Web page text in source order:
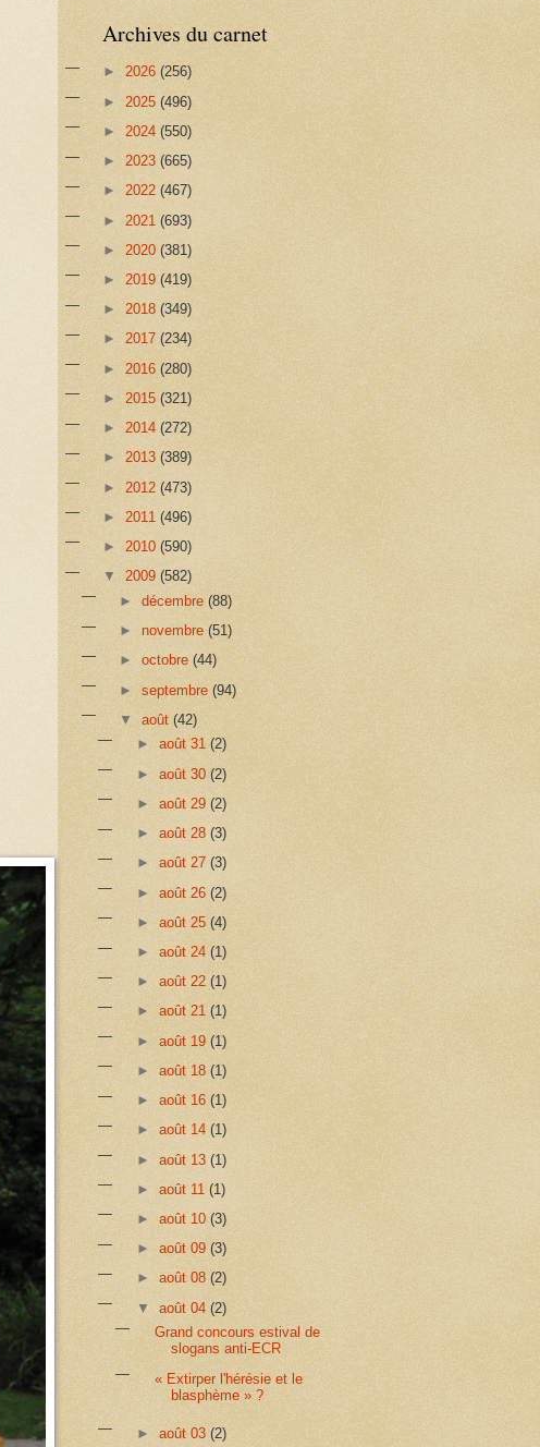
Archives du carnet
► 2026 (256)
► 2025 (496)
► 2024 (550)
► 2023 (665)
► 2022 (467)
► 2021 (693)
► 2020 (381)
► 2019 (419)
► 2018 (349)
► 2017 (234)
► 2016 (280)
► 2015 (321)
► 2014 (272)
► 2013 (389)
► 2012 (473)
► 2011 (496)
► 2010 (590)
▼ 2009 (582)
►décembre(88)
►novembre(51)
►octobre(44)
►septembre(94)
▼août(42)
► août 31 (2)
► août 30 (2)
► août 29 (2)
► août 28 (3)
► août 27 (3)
► août 26 (2)
► août 25 (4)
► août 24 (1)
► août 22 (1)
► août 21 (1)
► août 19 (1)
► août 18 (1)
► août 16 (1)
► août 14 (1)
► août 13 (1)
► août 11 (1)
► août 10 (3)
► août 09 (3)
► août 08 (2)
▼ août 04 (2)
Grand concours estival de
slogans anti-ECR
« Extirper l'hérésie et le
blasphème » ?
► août 03 (2)